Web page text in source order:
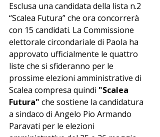
Esclusa una candidata della lista n.2
“Scalea Futura” che ora concorrerà
con 15 candidati. La Commissione
elettorale circondariale di Paola ha
approvato ufficialmente le quattro
liste che si sfideranno per le
prossime elezioni amministrative di
Scalea compresa quindi "Scalea
Futura" che sostiene la candidatura
a sindaco di Angelo Pio Armando
Paravati per le elezioni